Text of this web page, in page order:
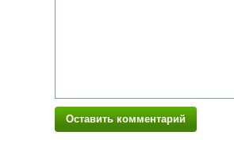
Оставить комментарий